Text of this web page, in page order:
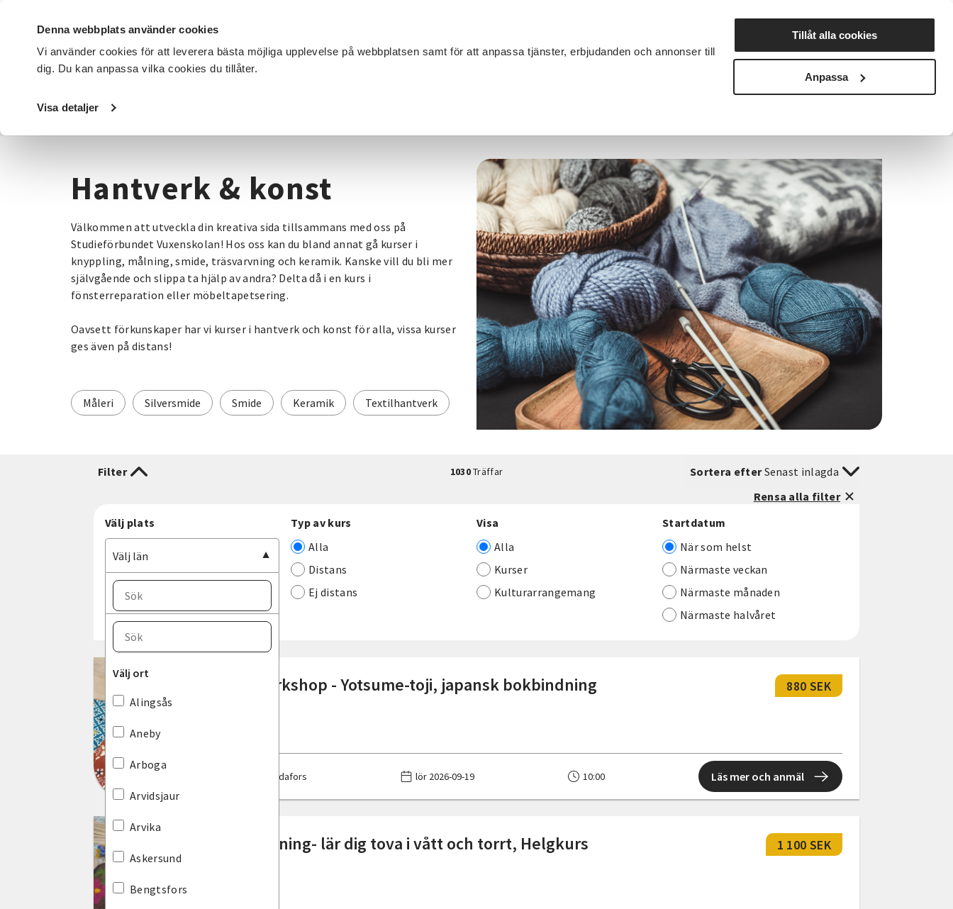
Denna webbplats använder cookies
Vi använder cookies för att leverera bästa möjliga upplevelse på webbplatsen samt för att anpassa tjänster, erbjudanden och annonser till
dig. Du kan anpassa vilka cookies du tillåter.
Visa detaljer
Tillåt alla cookies
Anpassa
DET HÄR GÖR VI FÖR DIG SOM SÖK KURSER OCH EVENEMANG Nyheter Avdelningar
Startsida / Kurser och evenemang
Hantverk & konst
Välkommen att utveckla din kreativa sida tillsammans med oss på
Studieförbundet Vuxenskolan! Hos oss kan du bland annat gå kurser i
knyppling, målning, smide, träsvarvning och keramik. Kanske vill du bli mer
självgående och slippa ta hjälp av andra? Delta då i en kurs i
fönsterreparation eller möbeltapetsering.
Oavsett förkunskaper har vi kurser i hantverk och konst för alla, vissa kurser
ges även på distans!
Måleri Silversmide Smide Keramik Textilhantverk
Filter 1030Träffar Sortera efterSenast inlagda
Rensa alla filter
Välj plats
Välj län
Välj län
Välj ort
Välj ort
Alingsås
Aneby
Arboga
Arvidsjaur
Arvika
Askersund
Bengtsfors
Typ av kurs
Alla
Distans
Ej distans
Visa
Alla
Kurser
Kulturarrangemang
Startdatum
När som helst
Närmaste veckan
Närmaste månaden
Närmaste halvåret
Workshop - Yotsume-toji, japansk bokbindning 880 SEK
Bodafors lör 2026-09-19 10:00 Läs mer och anmäl
Tovning- lär dig tova i vått och torrt, Helgkurs 1 100 SEK